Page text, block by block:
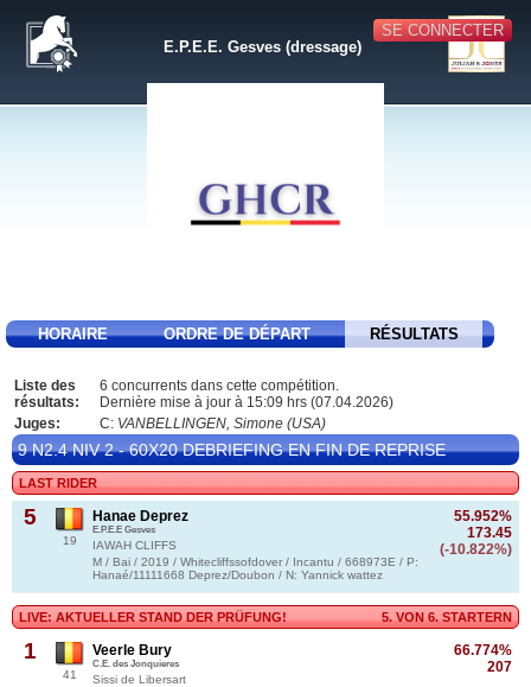
SE CONNECTER
E.P.E.E. Gesves (dressage)
HORAIRE ORDRE DE DÉPART RÉSULTATS
Liste des
résultats:
6 concurrents dans cette compétition.
Dernière mise à jour à 15:09 hrs (07.04.2026)
Juges:
C: VANBELLINGEN, Simone (USA)
9 N2.4 NIV 2 - 60X20 DEBRIEFING EN FIN DE REPRISE
LAST RIDER
5
19
55.952%
173.45
(-10.822%)
Hanae Deprez
E.P.E.E Gesves
IAWAH CLIFFS
M / Bai / 2019 / Whitecliffssofdover / Incantu / 668973E / P:
Hanaé/11111668 Deprez/Doubon / N: Yannick wattez
5. VON 6. STARTERN
LIVE: AKTUELLER STAND DER PRÜFUNG!
1
41
66.774%
207
Veerle Bury
C.E. des Jonquieres
Sissi de Libersart